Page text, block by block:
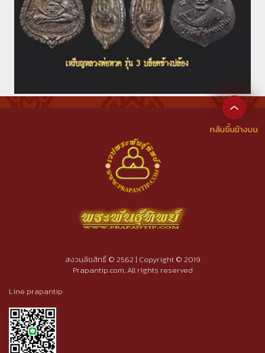
สงวนลิขสิทธิ์ © 2562 | Copyright © 2019
Prapantip.com, All rights reserved
Line prapantip